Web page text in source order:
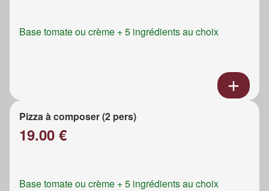
Base tomate ou crème + 5 ingrédients au choix
Pizza à composer (2 pers)
19.00 €
Base tomate ou crème + 5 ingrédients au choix